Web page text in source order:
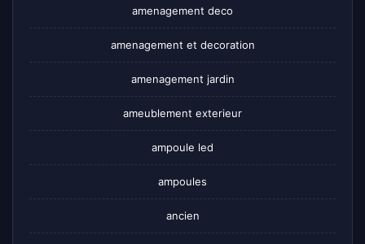
amenagement deco
amenagement et decoration
amenagement jardin
ameublement exterieur
ampoule led
ampoules
ancien